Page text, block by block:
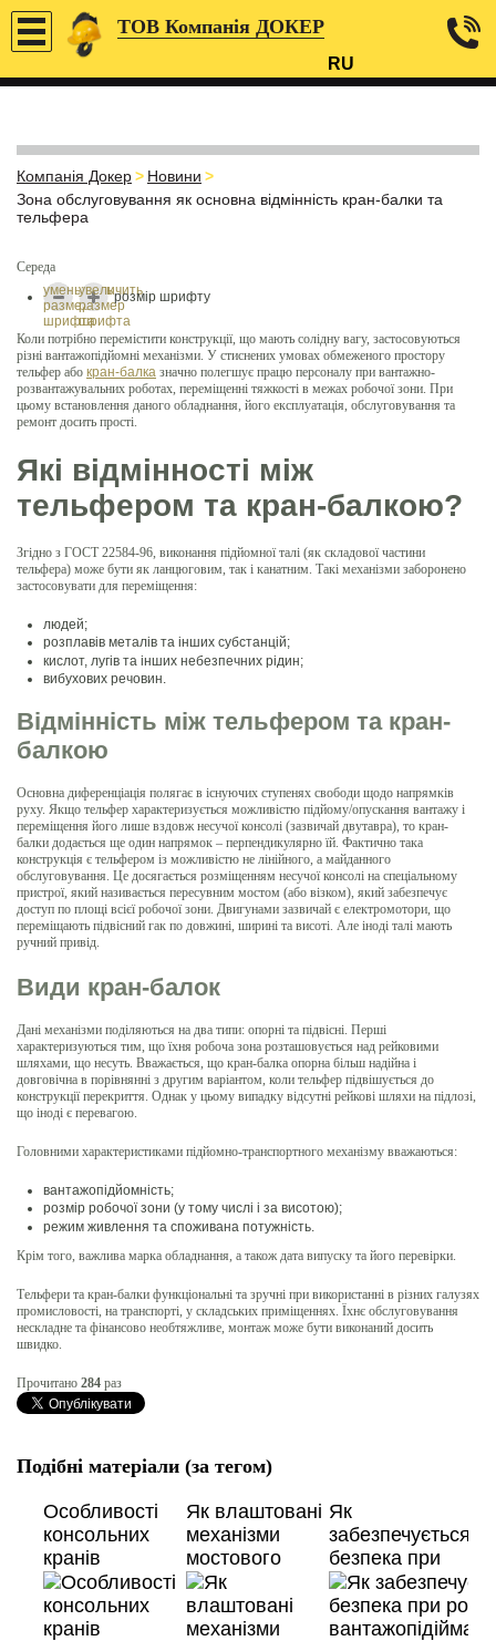
ТОВ Компанія ДОКЕР
RU
Компанія Докер> Новини >
Зона обслуговування як основна відмінність кран-балки та
тельфера
Середа
розмір шрифту
уменьшить
размер
шрифта
увеличить
размер
шрифта
Коли потрібно перемістити конструкції, що мають солідну вагу, застосовуються
різні вантажопідйомні механізми. У стиснених умовах обмеженого простору
тельфер або кран-балка значно полегшує працю персоналу при вантажно-
розвантажувальних роботах, переміщенні тяжкості в межах робочої зони. При
цьому встановлення даного обладнання, його експлуатація, обслуговування та
ремонт досить прості.
Які відмінності між
тельфером та кран-балкою?
Згідно з ГОСТ 22584-96, виконання підйомної талі (як складової частини
тельфера) може бути як ланцюговим, так і канатним. Такі механізми заборонено
застосовувати для переміщення:
людей;
розплавів металів та інших субстанцій;
кислот, лугів та інших небезпечних рідин;
вибухових речовин.
Відмінність між тельфером та кран-
балкою
Основна диференціація полягає в існуючих ступенях свободи щодо напрямків
руху. Якщо тельфер характеризується можливістю підйому/опускання вантажу і
переміщення його лише вздовж несучої консолі (зазвичай двутавра), то кран-
балки додається ще один напрямок – перпендикулярно їй. Фактично така
конструкція є тельфером із можливістю не лінійного, а майданного
обслуговування. Це досягається розміщенням несучої консолі на спеціальному
пристрої, який називається пересувним мостом (або візком), який забезпечує
доступ по площі всієї робочої зони. Двигунами зазвичай є електромотори, що
переміщають підвісний гак по довжині, ширині та висоті. Але іноді талі мають
ручний привід.
Види кран-балок
Дані механізми поділяються на два типи: опорні та підвісні. Перші
характеризуються тим, що їхня робоча зона розташовується над рейковими
шляхами, що несуть. Вважається, що кран-балка опорна більш надійна і
довговічна в порівнянні з другим варіантом, коли тельфер підвішується до
конструкції перекриття. Однак у цьому випадку відсутні рейкові шляхи на підлозі,
що іноді є перевагою.
Головними характеристиками підйомно-транспортного механізму вважаються:
вантажопідйомність;
розмір робочої зони (у тому числі і за висотою);
режим живлення та споживана потужність.
Крім того, важлива марка обладнання, а також дата випуску та його перевірки.
Тельфери та кран-балки функціональні та зручні при використанні в різних галузях
промисловості, на транспорті, у складських приміщеннях. Їхнє обслуговування
нескладне та фінансово необтяжливе, монтаж може бути виконаний досить
швидко.
Прочитано 284 раз
Подібні матеріали (за тегом)
Особливості
консольних
кранів
Як влаштовані
механізми
мостового
крана
Як
забезпечується
безпека при
роботі
кранів